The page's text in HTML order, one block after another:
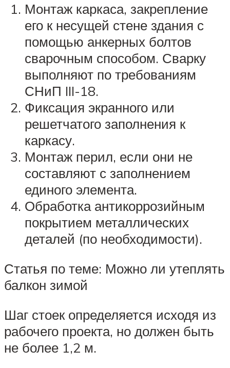
Монтаж каркаса, закрепление
его к несущей стене здания с
помощью анкерных болтов
сварочным способом. Сварку
выполняют по требованиям
СНиП III-18.
Фиксация экранного или
решетчатого заполнения к
каркасу.
Монтаж перил, если они не
составляют с заполнением
единого элемента.
Обработка антикоррозийным
покрытием металлических
деталей (по необходимости).
Статья по теме: Можно ли утеплять
балкон зимой
Шаг стоек определяется исходя из
рабочего проекта, но должен быть
не более 1,2 м.